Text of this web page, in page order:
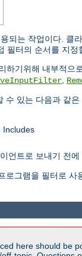
되는 작업이다. 클
필터의 순서를 지정
기위해 내부적으
수 있는 다음과 같은
Includes
언트로 보내기 전에
로그램을 필터로 사
here should be